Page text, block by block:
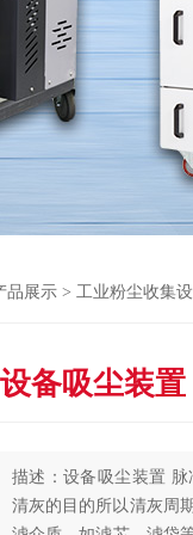
品展示 > 工业粉尘收集
设备吸尘装置
描述：设备吸尘装置
清灰的目的所以清灰周